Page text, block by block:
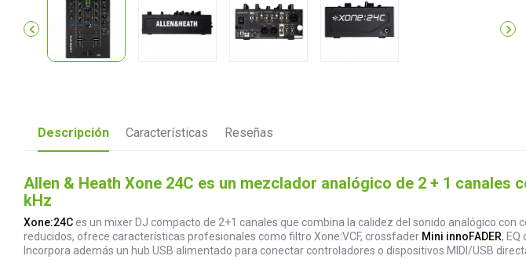
 
Descripción Características Reseñas
Allen & Heath Xone 24C es un mezclador analógico de 2 + 1
kHz
Xone:24Ces un mixer DJ compacto de 2+1 canales que combina la calidez del sonido analógico
reducidos, ofrece características profesionales como filtro Xone:VCF, crossfader Mini innoFADER, EQ
Incorpora además un hub USB alimentado para conectar controladores o dispositivos MIDI/USB